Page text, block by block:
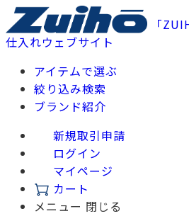
「
仕入れウェブサイト
アイテムで選ぶ
絞り込み検索
ブランド紹介
新規取引申請
ログイン
マイページ
カート
メニュー 閉じる